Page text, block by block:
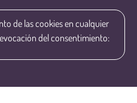
de las cookies en cualquier
del consentimiento: